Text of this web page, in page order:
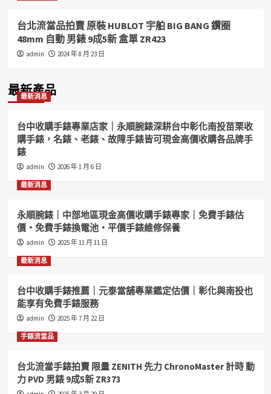
台北流當品拍賣 原裝 HUBLOT 宇舶 BIG BANG 鑽圈
48mm 自動 男錶 9成5新 盒單 ZR423
admin 2024 年 8 月 23 日
最新產品
最新消息
台中收購手錶專業店家｜永順腕錶深耕台中彰化南投苗栗收
購手錶，名錶、老錶、故障手錶皆可現金高價收購各品牌手
錶
admin 2026 年 1 月 6 日
最新消息
永順腕錶｜中部地區現金高價收購手錶專家｜免費手錶估
價・免費手錶換電池・平價手錶維修保養
admin 2025 年 11 月 11 日
最新消息
台中收購手錶推薦｜元泰當舖專業鑑定估價｜彰化與南投也
能享有免費手錶服務
admin 2025 年 7 月 22 日
手錶流當品
台北流當手錶拍賣 限量 ZENITH 先力 ChronoMaster 計時 動
力 PVD 男錶 9成5新 ZR373